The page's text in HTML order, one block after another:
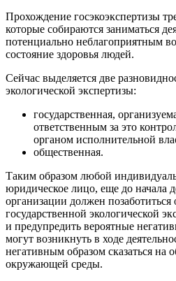
Прохождение госэкоэкспертизы
которые собираются заниматься
потенциально неблагоприятным
состояние здоровья людей.
Сейчас выделяется две
экологической экспертизы:
государственная,
ответственным за это
органом исполнительной
общественная.
Таким образом любой
юридическое лицо, еще до начала
организации должен
государственной экологической
и предупредить вероятные
могут возникнуть в ходе
негативным образом сказаться на
окружающей среды.